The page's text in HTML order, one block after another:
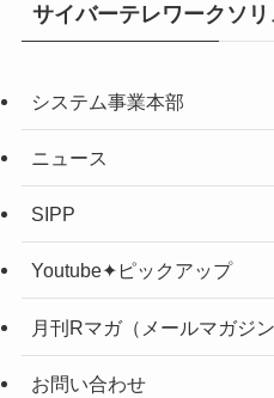
サイバーテレワークソ
システム事業本部
ニュース
SIPP
Youtube✦ピックアップ
月刊Rマガ（メールマガジン
お問い合わせ